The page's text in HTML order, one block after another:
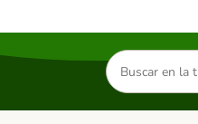
Buscar
productos